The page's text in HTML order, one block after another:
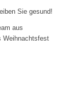
Sie gesund!